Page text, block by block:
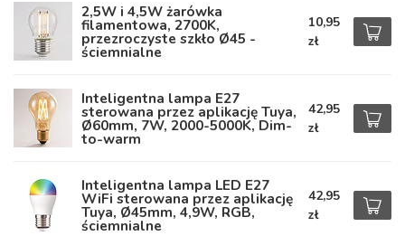
2,5W i 4,5W żarówka
filamentowa, 2700K,
przezroczyste szkło Ø45 -
ściemnialne
10,95
zł
Inteligentna lampa E27
sterowana przez aplikację Tuya,
Ø60mm, 7W, 2000-5000K, Dim-
to-warm
42,95
zł
Inteligentna lampa LED E27
WiFi sterowana przez aplikację
Tuya, Ø45mm, 4,9W, RGB,
ściemnialne
42,95
zł